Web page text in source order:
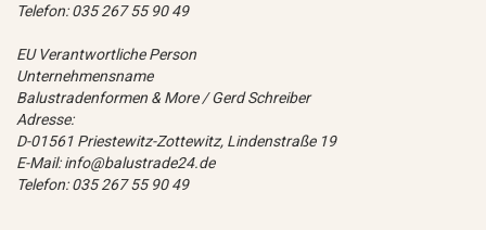
Telefon: 035 267 55 90 49
EU Verantwortliche Person
Unternehmensname
Balustradenformen & More / Gerd Schreiber
Adresse:
D-01561 Priestewitz-Zottewitz, Lindenstraße 19
E-Mail: info@balustrade24.de
Telefon: 035 267 55 90 49